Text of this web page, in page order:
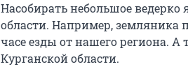
Насобирать небольшое
области. Например, земляника
часе езды от нашего региона. А
Курганской области.